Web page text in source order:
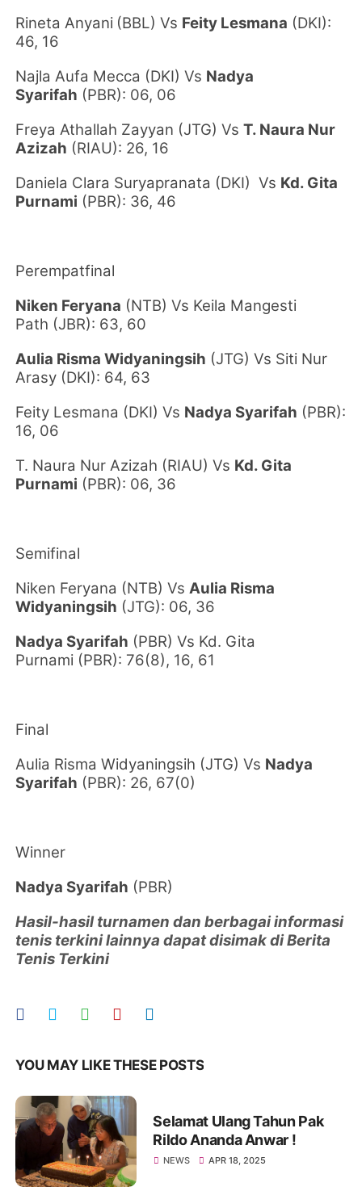
Rineta Anyani (BBL) Vs Feity Lesmana (DKI):
46, 16
Najla Aufa Mecca (DKI)Vs Nadya
Syarifah (PBR): 06, 06
Freya Athallah Zayyan (JTG)VsT. Naura Nur
Azizah (RIAU): 26, 16
Daniela Clara Suryapranata (DKI) Vs Kd. Gita
Purnami (PBR): 36, 46
Perempatfinal
Niken Feryana (NTB)Vs Keila Mangesti
Path (JBR): 63, 60
Aulia Risma Widyaningsih (JTG)Vs Siti Nur
Arasy (DKI): 64, 63
Feity Lesmana (DKI)Vs Nadya Syarifah (PBR):
16, 06
T. Naura Nur Azizah (RIAU)Vs Kd. Gita
Purnami (PBR): 06, 36
Semifinal
Niken Feryana (NTB)VsAulia Risma
Widyaningsih (JTG): 06, 36
Nadya Syarifah (PBR) Vs Kd. Gita
Purnami (PBR): 76(8), 16, 61
Final
Aulia Risma Widyaningsih (JTG) Vs Nadya
Syarifah (PBR): 26, 67(0)
Winner
Nadya Syarifah (PBR)
Hasil-hasil turnamen dan berbagai informasi
tenis terkini lainnya dapat disimak di Berita
Tenis Terkini
YOU MAY LIKE THESE POSTS
Selamat Ulang Tahun Pak
Rildo Ananda Anwar !
NEWS APR 18, 2025